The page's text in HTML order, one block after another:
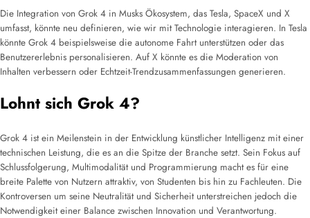
Die Integration von Grok 4 in Musks Ökosystem, das Tesla, SpaceX und X
umfasst, könnte neu definieren, wie wir mit Technologie interagieren. In Tesla
könnte Grok 4 beispielsweise die autonome Fahrt unterstützen oder das
Benutzererlebnis personalisieren. Auf X könnte es die Moderation von
Inhalten verbessern oder Echtzeit-Trendzusammenfassungen generieren.
Lohnt sich Grok 4?
Grok 4 ist ein Meilenstein in der Entwicklung künstlicher Intelligenz mit einer
technischen Leistung, die es an die Spitze der Branche setzt. Sein Fokus auf
Schlussfolgerung, Multimodalität und Programmierung macht es für eine
breite Palette von Nutzern attraktiv, von Studenten bis hin zu Fachleuten. Die
Kontroversen um seine Neutralität und Sicherheit unterstreichen jedoch die
Notwendigkeit einer Balance zwischen Innovation und Verantwortung.